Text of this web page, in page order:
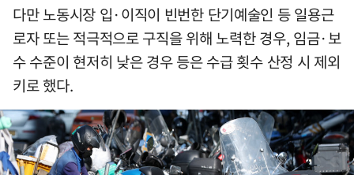
다만 노동시장 입·이직이 빈번한 단기예술인 등 일용근
로자 또는 적극적으로 구직을 위해 노력한 경우, 임금·보
수 수준이 현저히 낮은 경우 등은 수급 횟수 산정 시 제외
키로 했다.